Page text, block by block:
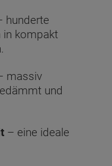
hunderte
in kompakt
massiv
und
– eine ideale